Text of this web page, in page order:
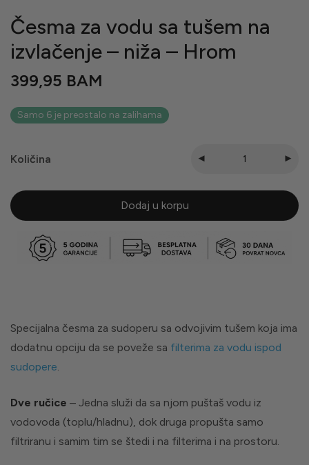
Česma za vodu sa tušem na
izvlačenje – niža – Hrom
399,95 BAM
Samo 6 je preostalo na zalihama
Količina
Dodaj u korpu
Specijalna česma za sudoperu sa odvojivim tušem koja ima
dodatnu opciju da se poveže sa filterima za vodu ispod
sudopere.
Dve ručice – Jedna služi da sa njom puštaš vodu iz
vodovoda (toplu/hladnu), dok druga propušta samo
filtriranu i samim tim se štedi i na filterima i na prostoru.